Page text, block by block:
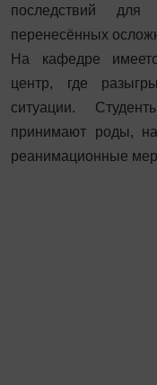
последствий
перенесённых
На кафедре
центр, где
ситуации.
принимают роды,
реанимационные